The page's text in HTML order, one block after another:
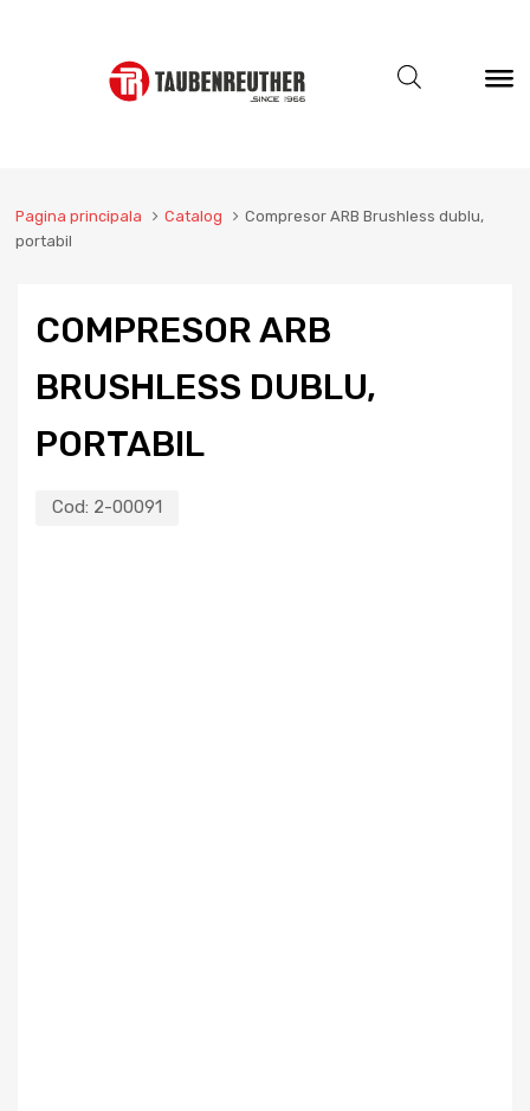
Pagina principala Catalog
Compresor ARB Brushless dublu,
portabil
COMPRESOR ARB
BRUSHLESS DUBLU,
PORTABIL
Cod: 2-00091